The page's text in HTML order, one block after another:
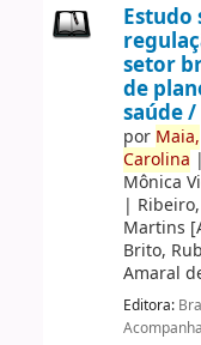
Estudo
setor
de
saúde /
por Maia,
Carolina |
Mônica
|
Martins
Brito,
Amaral
Editora: